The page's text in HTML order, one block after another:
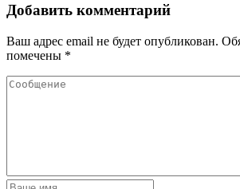
Добавить комментарий
Ваш адрес email не будет опубликован.
помечены *